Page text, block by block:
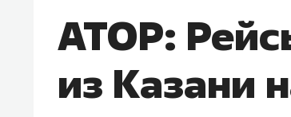
АТОР:
из Казани